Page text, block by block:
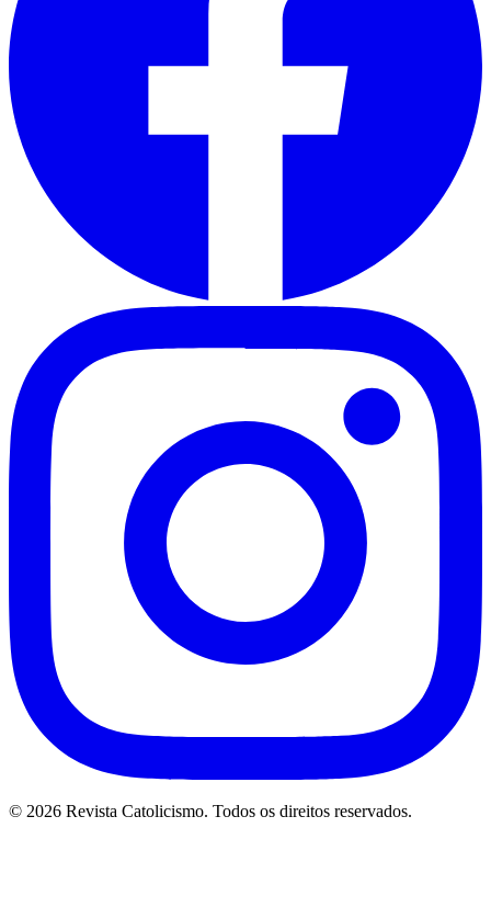
© 2026 Revista Catolicismo. Todos os direitos reservados.